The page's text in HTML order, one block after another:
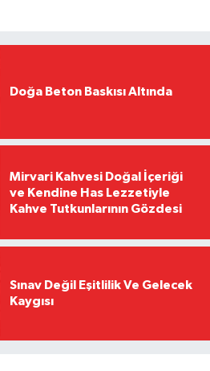
Doğa Beton Baskısı Altında
Mirvari Kahvesi Doğal İçeriği
ve Kendine Has Lezzetiyle
Kahve Tutkunlarının Gözdesi
Sınav Değil Eşitlilik Ve Gelecek
Kaygısı